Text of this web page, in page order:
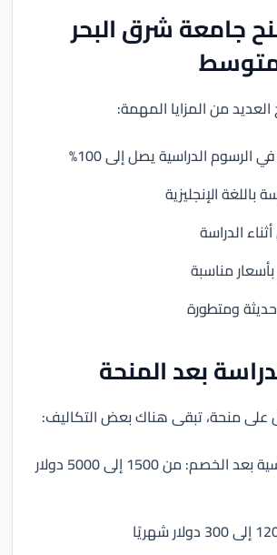
جامعة شرق البحر
من المزايا المهمة:
الدراسية يصل إلى 100%
باللغة الإنجليزية
الدراسة
مناسبة
حديثة ومتطورة
بعد المنحة
على منحة، تبقى هناك بعض التكاليف:
الرسوم الدراسية بعد الخصم: من 1500 إلى 5000 دولار